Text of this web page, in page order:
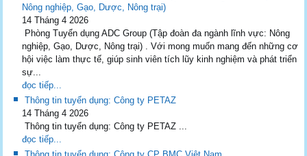
Nông nghiệp, Gạo, Dược, Nông trại)
14 Tháng 4 2026
Phòng Tuyển dụng ADC Group (Tập đoàn đa ngành lĩnh vực: Nông
nghiệp, Gạo, Dược, Nông trại) . Với mong muốn mang đến những cơ
hội việc làm thực tế, giúp sinh viên tích lũy kinh nghiệm và phát triển
sự...
đọc tiếp...
Thông tin tuyển dụng: Công ty PETAZ
14 Tháng 4 2026
Thông tin tuyển dụng: Công ty PETAZ ...
đọc tiếp...